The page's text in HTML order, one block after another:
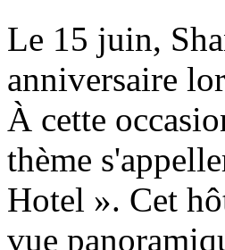
Le 15 juin,
anniversaire
À cette
thème
Hotel ». Cet
vue